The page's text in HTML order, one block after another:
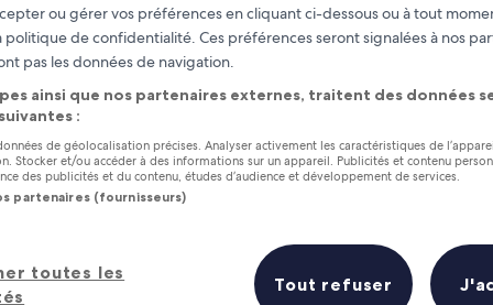
Gagnez des récompenses pour
chaque nuit séjournée
7 août - 9 août
5 meilleurs hôtels en un coup
ou gérer vos préférences en cliquant ci-dessous ou à tout
politique de confidentialité. Ces préférences seront signalées à nos
pas les données de navigation.
ainsi que nos partenaires externes, traitent des données
:
de géolocalisation précises. Analyser activement les caractéristiques de
Stocker et/ou accéder à des informations sur un appareil. Publicités et contenu
des publicités et du contenu, études d’audience et développement de services.
partenaires (fournisseurs)
toutes les
Tout refuser